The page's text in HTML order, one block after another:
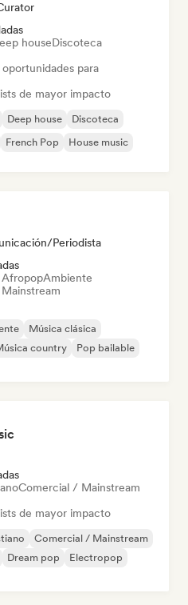
houseDiscoteca
para
de mayor impacto
Deep house
Discoteca
French Pop House music
Periodista
Ambiente
Música clásica
country
Pop bailable
Comercial / Mainstream
de mayor impacto
Comercial / Mainstream
Dream pop
Electropop